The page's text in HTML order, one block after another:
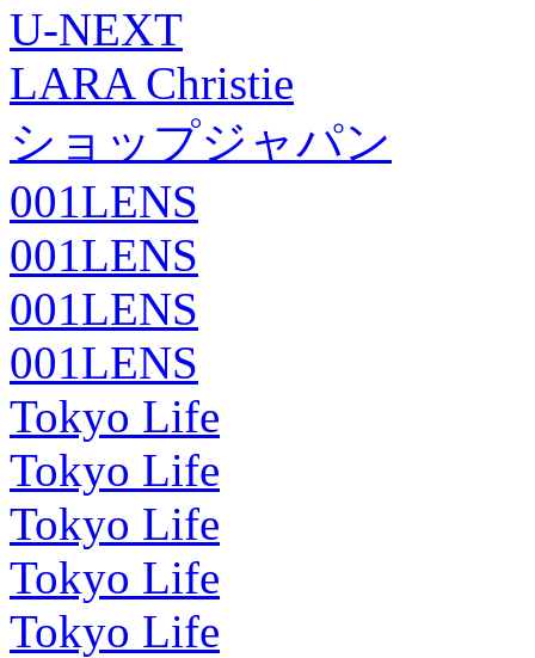
U-NEXT
LARA Christie
ショップジャパン
001LENS
001LENS
001LENS
001LENS
Tokyo Life
Tokyo Life
Tokyo Life
Tokyo Life
Tokyo Life